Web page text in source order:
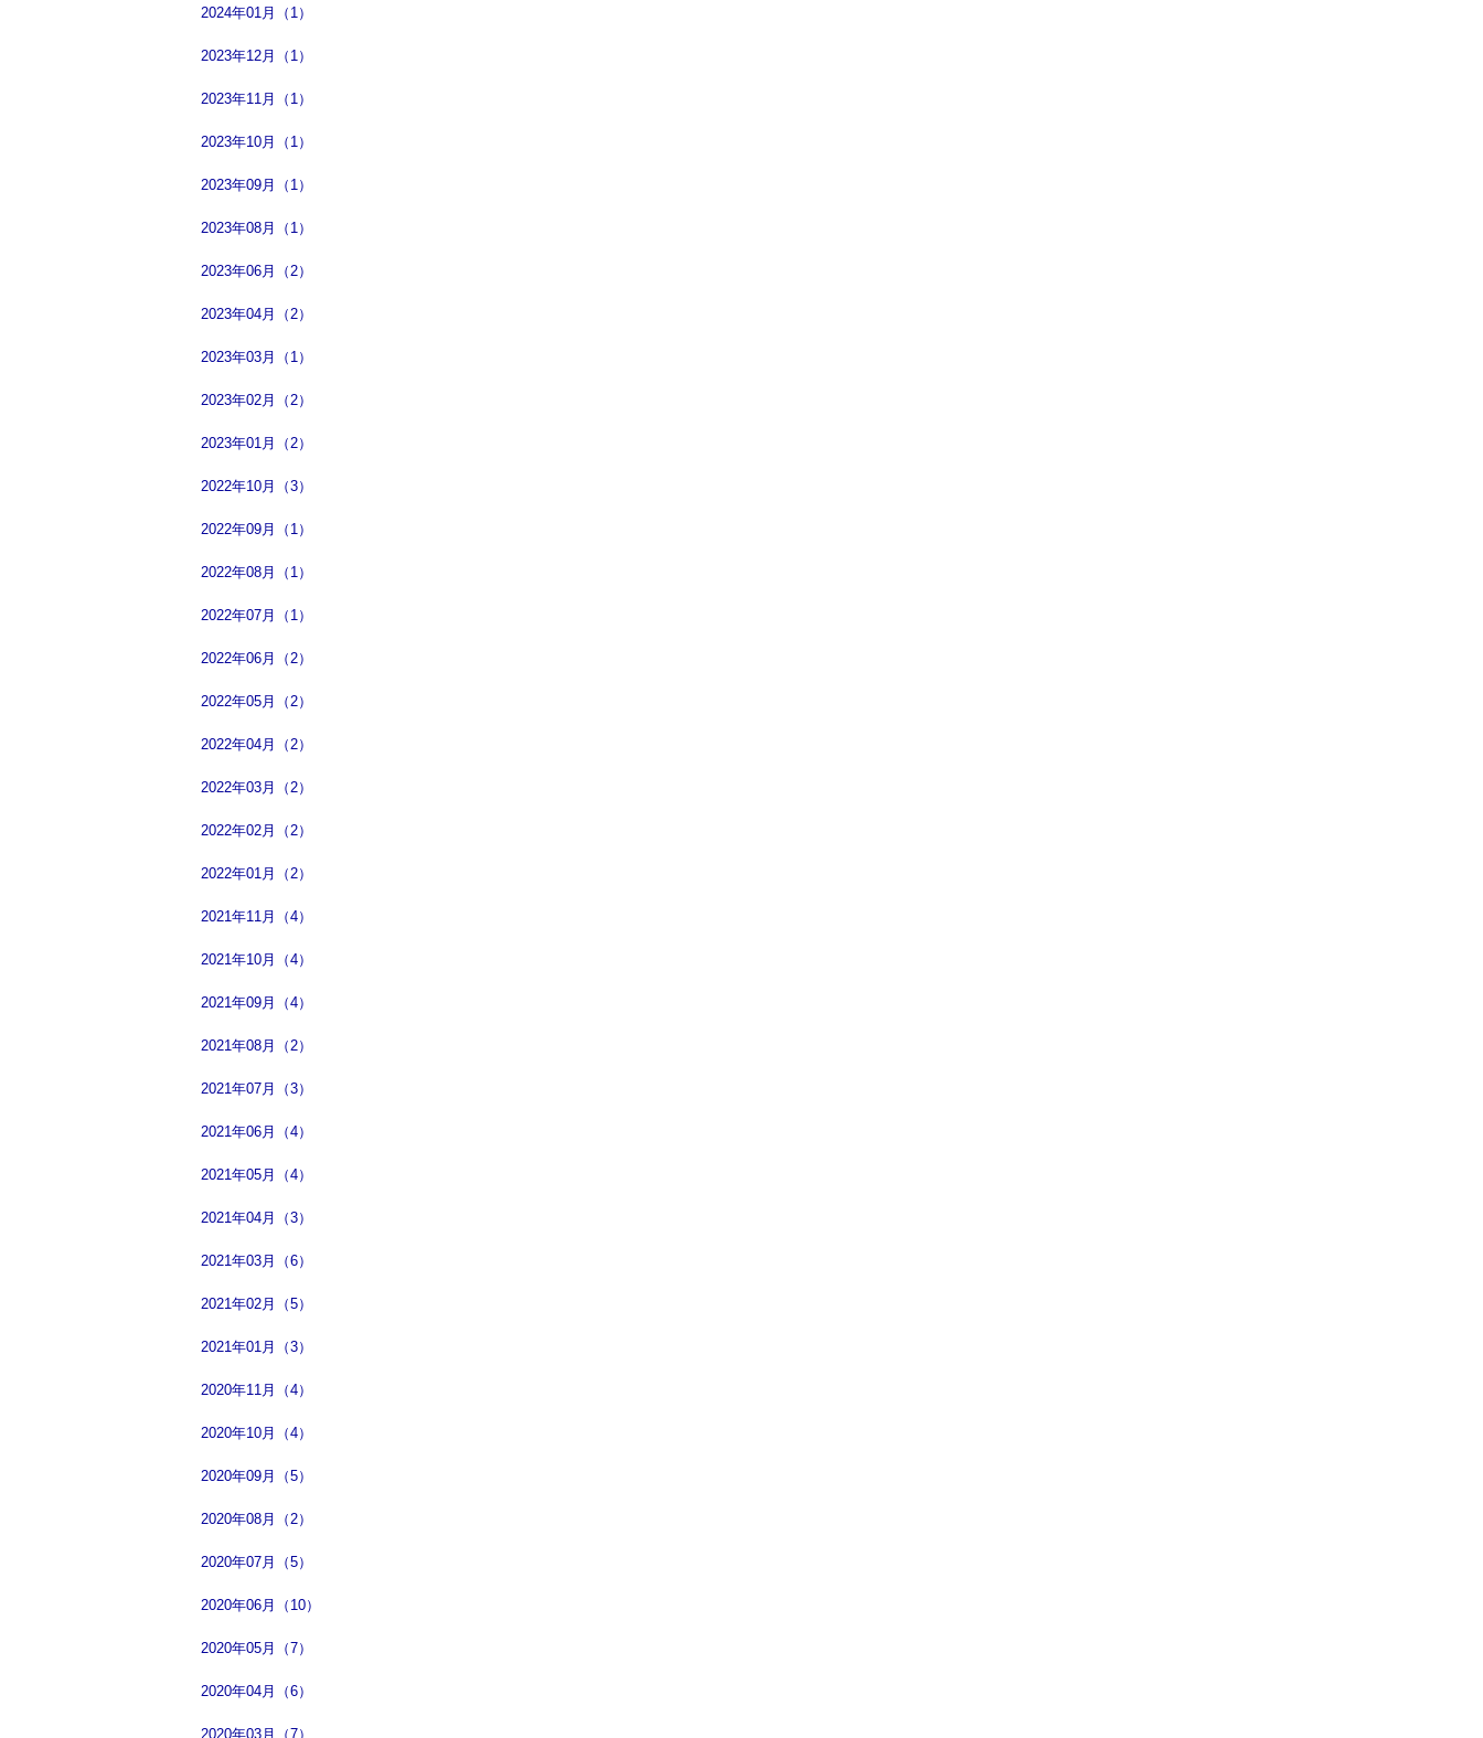
2024年01月（1）
2023年12月（1）
2023年11月（1）
2023年10月（1）
2023年09月（1）
2023年08月（1）
2023年06月（2）
2023年04月（2）
2023年03月（1）
2023年02月（2）
2023年01月（2）
2022年10月（3）
2022年09月（1）
2022年08月（1）
2022年07月（1）
2022年06月（2）
2022年05月（2）
2022年04月（2）
2022年03月（2）
2022年02月（2）
2022年01月（2）
2021年11月（4）
2021年10月（4）
2021年09月（4）
2021年08月（2）
2021年07月（3）
2021年06月（4）
2021年05月（4）
2021年04月（3）
2021年03月（6）
2021年02月（5）
2021年01月（3）
2020年11月（4）
2020年10月（4）
2020年09月（5）
2020年08月（2）
2020年07月（5）
2020年06月（10）
2020年05月（7）
2020年04月（6）
2020年03月（7）